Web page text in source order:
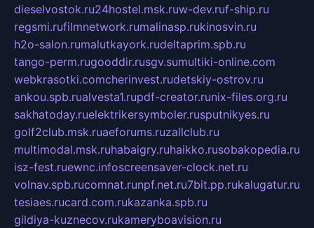
dieselvostok.ru24hostel.msk.ruw-dev.ruf-ship.ru
regsmi.rufilmnetwork.rumalinasp.rukinosvin.ru
h2o-salon.rumalutkayork.rudeltaprim.spb.ru
tango-perm.rugooddir.rusgv.sumultiki-online.com
webkrasotki.comcherinvest.rudetskiy-ostrov.ru
ankou.spb.rualvesta1.rupdf-creator.runix-files.org.ru
sakhatoday.ruelektrikersymboler.rusputnikyes.ru
golf2club.msk.ruaeforums.ruzallclub.ru
multimodal.msk.ruhabaigry.ruhaikko.rusobakopedia.ru
isz-fest.ruewnc.infoscreensaver-clock.net.ru
volnav.spb.rucomnat.runpf.net.ru7bit.pp.rukalugatur.ru
tesiaes.rucard.com.rukazanka.spb.ru
gildiya-kuznecov.rukameryboavision.ru